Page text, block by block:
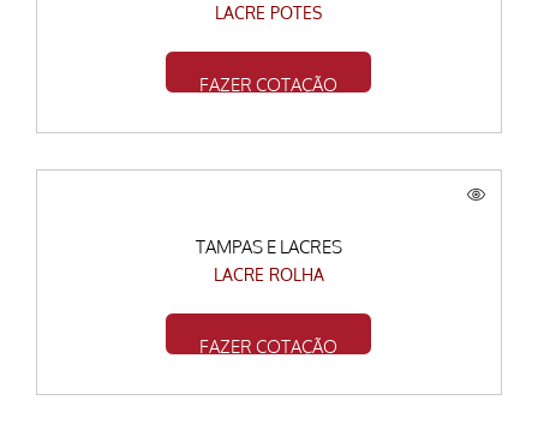
LACRE POTES
FAZER COTAÇÃO
TAMPAS E LACRES
LACRE ROLHA
FAZER COTAÇÃO